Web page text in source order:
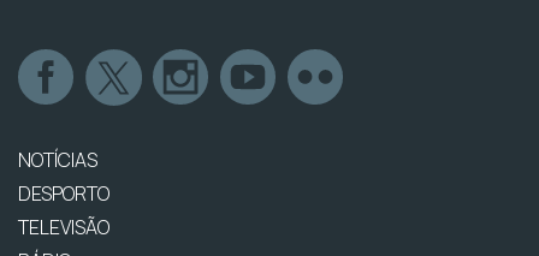
NOTÍCIAS
DESPORTO
TELEVISÃO